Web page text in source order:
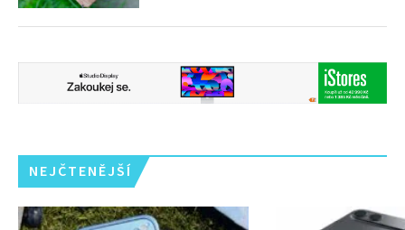
NEJČTENĚJŠÍ